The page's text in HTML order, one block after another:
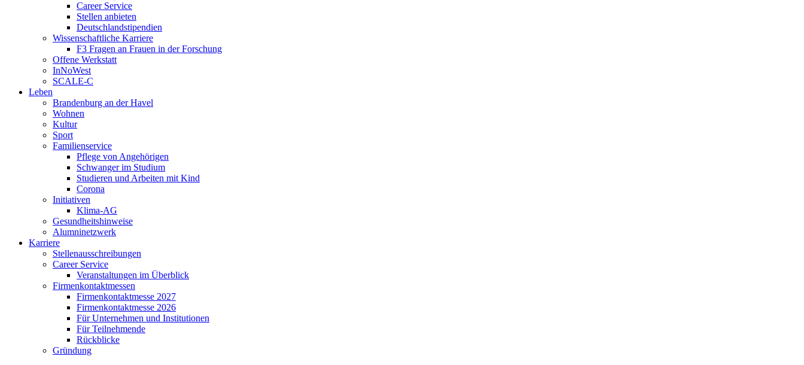
Career Service
Stellen anbieten
Deutschlandstipendien
Wissenschaftliche Karriere
F3 Fragen an Frauen in der Forschung
Offene Werkstatt
InNoWest
SCALE-C
Leben
Brandenburg an der Havel
Wohnen
Kultur
Sport
Familienservice
Pflege von Angehörigen
Schwanger im Studium
Studieren und Arbeiten mit Kind
Corona
Initiativen
Klima-AG
Gesundheitshinweise
Alumninetzwerk
Karriere
Stellenausschreibungen
Career Service
Veranstaltungen im Überblick
Firmenkontaktmessen
Firmenkontaktmesse 2027
Firmenkontaktmesse 2026
Für Unternehmen und Institutionen
Für Teilnehmende
Rückblicke
Gründung